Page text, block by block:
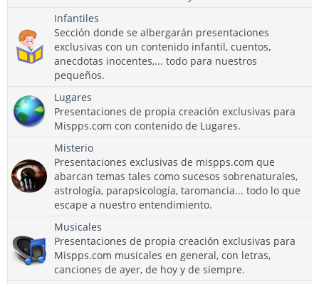
Infantiles
Sección donde se albergarán presentaciones
exclusivas con un contenido infantil, cuentos,
anecdotas inocentes,... todo para nuestros
pequeños.
Lugares
Presentaciones de propia creación exclusivas para
Mispps.com con contenido de Lugares.
Misterio
Presentaciones exclusivas de mispps.com que
abarcan temas tales como sucesos sobrenaturales,
astrología, parapsicología, taromancia... todo lo que
escape a nuestro entendimiento.
Musicales
Presentaciones de propia creación exclusivas para
Mispps.com musicales en general, con letras,
canciones de ayer, de hoy y de siempre.